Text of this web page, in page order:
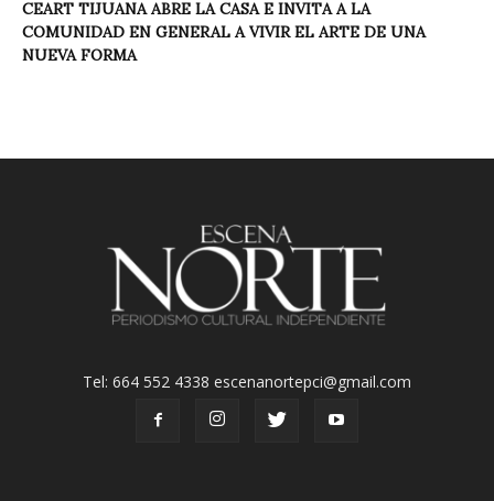
CEART TIJUANA ABRE LA CASA E INVITA A LA
COMUNIDAD EN GENERAL A VIVIR EL ARTE DE UNA
NUEVA FORMA
Tel: 664 552 4338 escenanortepci@gmail.com